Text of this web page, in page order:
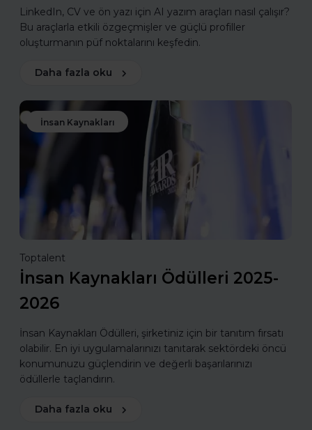
LinkedIn, CV ve ön yazı için AI yazım araçları nasıl çalışır?
Bu araçlarla etkili özgeçmişler ve güçlü profiller
oluşturmanın püf noktalarını keşfedin.
Daha fazla oku
İnsan Kaynakları
Toptalent
İnsan Kaynakları Ödülleri 2025-
2026
İnsan Kaynakları Ödülleri, şirketiniz için bir tanıtım fırsatı
olabilir. En iyi uygulamalarınızı tanıtarak sektördeki öncü
konumunuzu güçlendirin ve değerli başarılarınızı
ödüllerle taçlandırın.
Daha fazla oku